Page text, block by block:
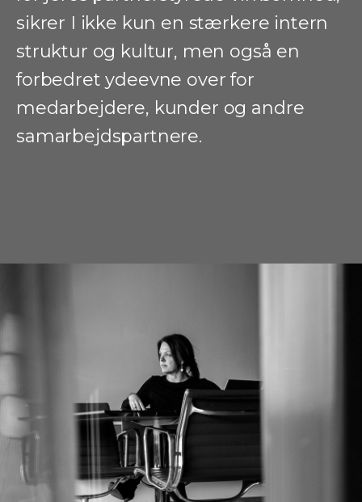
sikrer I ikke kun en stærkere intern
struktur og kultur, men også en
forbedret ydeevne over for
medarbejdere, kunder og andre
samarbejdspartnere.